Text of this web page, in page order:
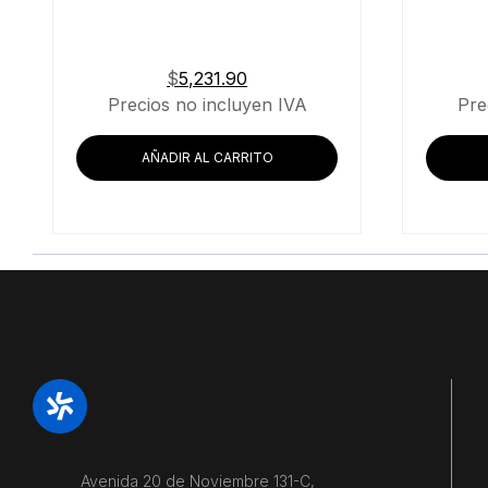
$5,231.90
Precios no incluyen IVA
AÑADIR AL CARRITO
Avenida 20 de Noviembre 131-C,